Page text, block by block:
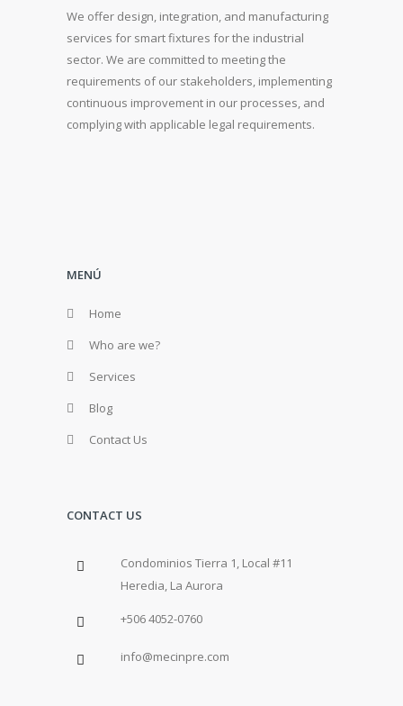
We offer design, integration, and manufacturing
services for smart fixtures for the industrial
sector. We are committed to meeting the
requirements of our stakeholders, implementing
continuous improvement in our processes, and
complying with applicable legal requirements.
MENÚ
Home
Who are we?
Services
Blog
Contact Us
CONTACT US
Condominios Tierra 1, Local #11
Heredia, La Aurora
+506 4052-0760
info@mecinpre.com